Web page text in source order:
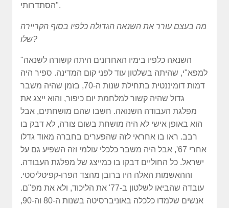
הסתדרותי".
מה בעצם עורר את השנאה הגדולה כלפיו בסוף הקריירה
שלו?
"השנאה כלפיו בימיו האחרונים היתה קשורה לשנאה
למפא"י, שהיתה בשלטון עוד לפני קום המדינה. ספיר היה
דמות דומיננטית בתחילת שנות ה-70, בזמן שהיה משבר
גדול שהיה קשור למלחמת יום כיפור, והוא ייצג את
מפלגת העבודה השנואה. חשבו שהם מושחתים, אבל
הוא באופן אישי לא היה מושחת בשום צורה, לא דבק בו
רבב. ראו בו אחראי לזה שהפערים בחברה מאוד גדלו
אחרי 67', אבל היה משבר כלכלי עולמי וזה השפיע גם על
ישראל. כל החוליים דבקו בו כמייצג של מפלגת העבודה.
וההאשמות האלה היו ברובן מהצד הפרו-קפיטליסטי.
עובדה שהביאו לשלטון ב-77' את הליכוד, ולא את מפ"ם.
אנשים שלמדו כלכלה באוניברסיטה בשנות ה-80 וה-90,